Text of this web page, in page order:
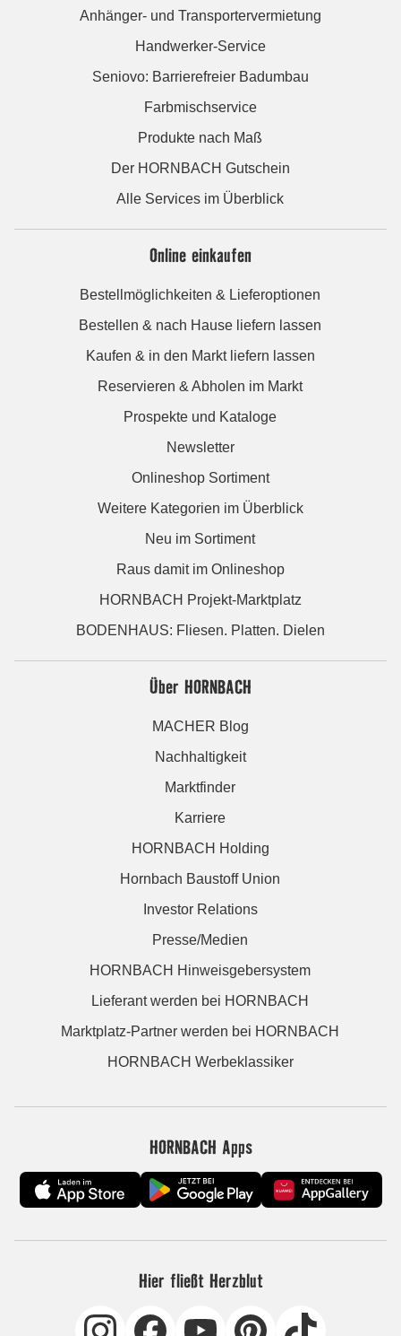
Anhänger- und Transportervermietung
Handwerker-Service
Seniovo: Barrierefreier Badumbau
Farbmischservice
Produkte nach Maß
Der HORNBACH Gutschein
Alle Services im Überblick
Online einkaufen
Bestellmöglichkeiten & Lieferoptionen
Bestellen & nach Hause liefern lassen
Kaufen & in den Markt liefern lassen
Reservieren & Abholen im Markt
Prospekte und Kataloge
Newsletter
Onlineshop Sortiment
Weitere Kategorien im Überblick
Neu im Sortiment
Raus damit im Onlineshop
HORNBACH Projekt-Marktplatz
BODENHAUS: Fliesen. Platten. Dielen
Über HORNBACH
MACHER Blog
Nachhaltigkeit
Marktfinder
Karriere
HORNBACH Holding
Hornbach Baustoff Union
Investor Relations
Presse/Medien
HORNBACH Hinweisgebersystem
Lieferant werden bei HORNBACH
Marktplatz-Partner werden bei HORNBACH
HORNBACH Werbeklassiker
HORNBACH Apps
Hier fließt Herzblut